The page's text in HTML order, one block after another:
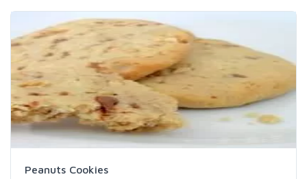
Peanuts Cookies